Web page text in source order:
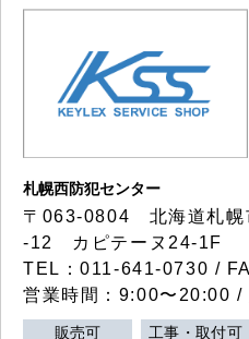
札幌西防犯センター
〒063-0804 北海道札幌
-12 カピテーヌ24-1F
TEL：011-641-0730 /
営業時間：9:00〜20:00 /
販売可 工事・取付可